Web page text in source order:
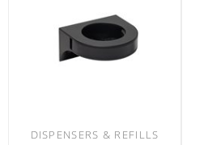
OLIVIA